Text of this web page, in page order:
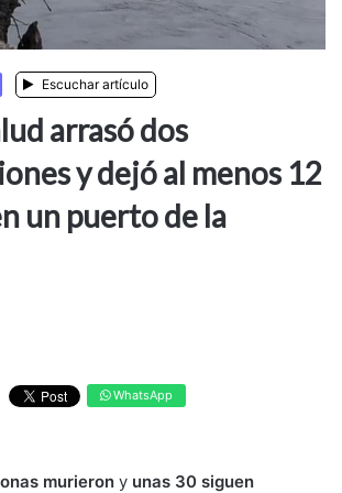
Escuchar artículo
arrasó dos
y dejó al menos 12
un puerto de la
WhatsApp
murieron y unas 30 siguen